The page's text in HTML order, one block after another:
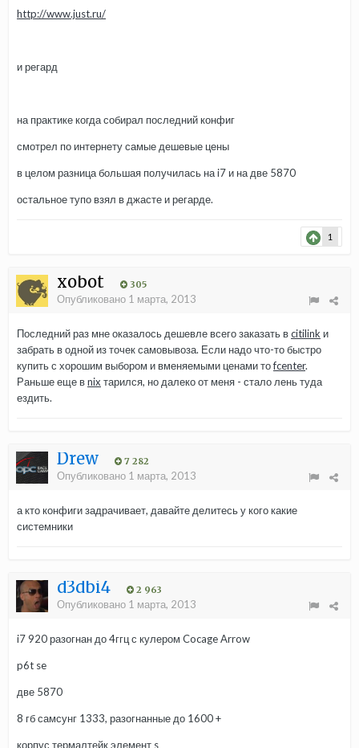
http://www.just.ru/
и регард
на практике когда собирал последний конфиг
смотрел по интернету самые дешевые цены
в целом разница большая получилась на i7 и на две 5870
остальное тупо взял в джасте и регарде.
1
xobot 305
Опубликовано 1 марта, 2013
Последний раз мне оказалось дешевле всего заказать вcitilink и
забрать в одной из точек самовывоза. Если надо что-то быстро
купить с хорошим выбором и вменяемыми ценами тоfcenter.
Раньше еще вnix тарился, но далеко от меня - стало лень туда
ездить.
Drew 7 282
Опубликовано 1 марта, 2013
а кто конфиги задрачивает, давайте делитесь у кого какие
системники
d3dbi4 2 963
Опубликовано 1 марта, 2013
i7 920 разогнан до 4ггц с кулером Cocage Arrow
p6t se
две 5870
8 гб самсунг 1333, разогнанные до 1600 +
корпус термалтейк элемент s